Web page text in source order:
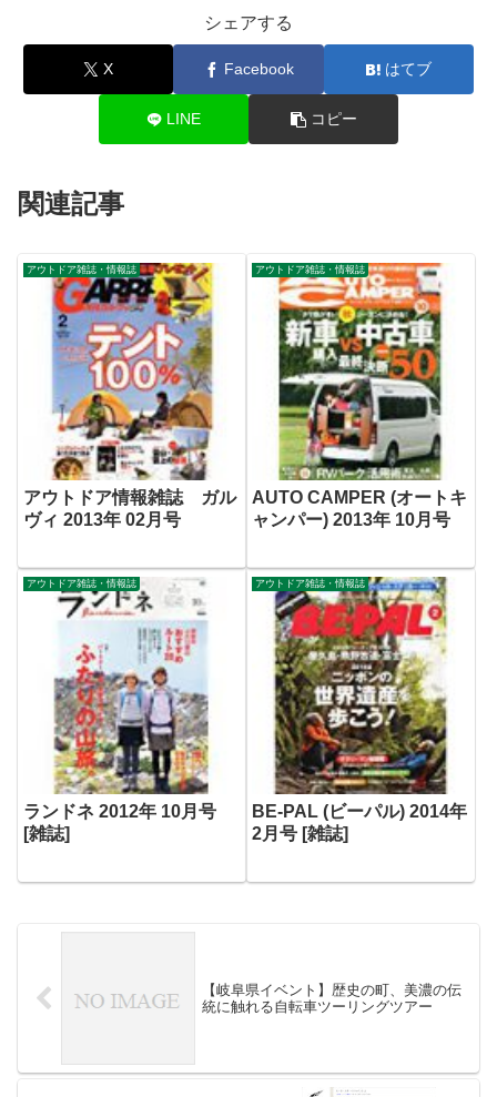
シェアする
X Facebook はてブ
LINE コピー
関連記事
アウトドア雑誌・情報誌
アウトドア情報雑誌 ガル
ヴィ 2013年 02月号
アウトドア雑誌・情報誌
AUTO CAMPER (オートキ
ャンパー) 2013年 10月号
アウトドア雑誌・情報誌
ランドネ 2012年 10月号
[雑誌]
アウトドア雑誌・情報誌
BE-PAL (ビーパル) 2014年
2月号 [雑誌]
【岐阜県イベント】歴史の町、美濃の伝
統に触れる自転車ツーリングツアー